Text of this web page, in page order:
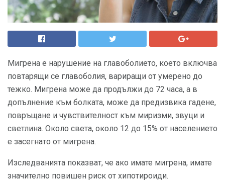
Мигрена е нарушение на главоболието, което включва
повтарящи се главоболия, вариращи от умерено до
тежко. Мигрена може да продължи до 72 часа, а в
допълнение към болката, може да предизвика гадене,
повръщане и чувствителност към миризми, звуци и
светлина. Около света, около 12 до 15% от населението
е засегнато от мигрена.
Изследванията показват, че ако имате мигрена, имате
значително повишен риск от хипотироиди.